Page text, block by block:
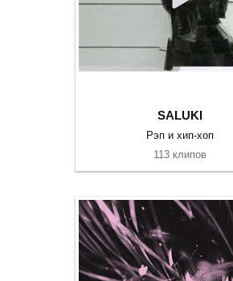
SALUKI
Рэп и хип-хоп
113 клипов